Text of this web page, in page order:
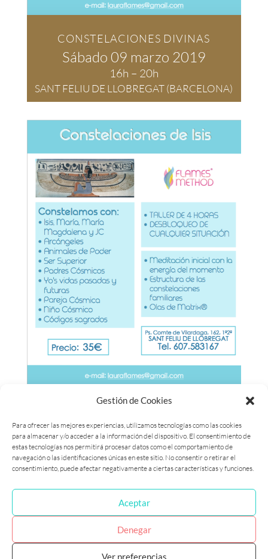
Gestión de Cookies
Para ofrecer las mejores experiencias, utilizamos tecnologías como las cookies
para almacenar y/o acceder a la información del dispositivo. El consentimiento de
estas tecnologías nos permitirá procesar datos como el comportamiento de
navegación o las identificaciones únicas en este sitio. No consentir o retirar el
consentimiento, puede afectar negativamente a ciertas características y funciones.
Aceptar
Denegar
Ver preferencias
CONSTELACIONES DIVINAS
Sábado 09 marzo 2019
16h – 20h
SANT FELIU DE LLOBREGAT (BARCELONA)
Sábado 16 marzo 2019
16h – 20h
SILS (GIRONA)
Política de cookies (UE) Política de privacidad